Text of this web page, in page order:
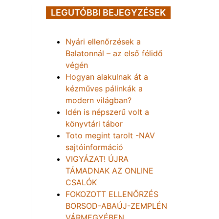
LEGUTÓBBI BEJEGYZÉSEK
Nyári ellenőrzések a
Balatonnál – az első félidő
végén
Hogyan alakulnak át a
kézműves pálinkák a
modern világban?
Idén is népszerű volt a
könyvtári tábor
Toto megint tarolt -NAV
sajtóinformáció
VIGYÁZAT! ÚJRA
TÁMADNAK AZ ONLINE
CSALÓK
FOKOZOTT ELLENŐRZÉS
BORSOD-ABAÚJ-ZEMPLÉN